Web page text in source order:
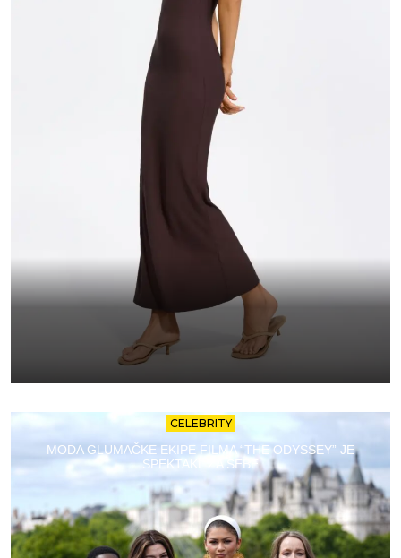
CELEBRITY
MODA GLUMAČKE EKIPE FILMA “THE ODYSSEY” JE
SPEKTAKL ZA SEBE